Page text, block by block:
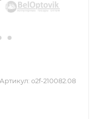
Артикул: o2f-210082.08